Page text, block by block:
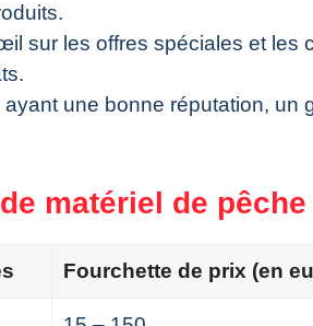
sur les offres spéciales et les
une bonne réputation, un
matériel de pêche
Fourchette de prix (en